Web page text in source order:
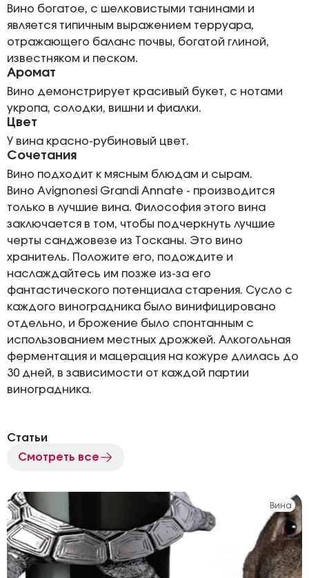
Вино богатое, с шелковистыми танинами и
является типичным выражением терруара,
отражающего баланс почвы, богатой глиной,
известняком и песком.
Аромат
Вино демонстрирует красивый букет, с нотами
укропа, солодки, вишни и фиалки.
Цвет
У вина красно-рубиновый цвет.
Сочетания
Вино подходит к мясным блюдам и сырам.
Вино Avignonesi Grandi Annate - производится
только в лучшие вина. Философия этого вина
заключается в том, чтобы подчеркнуть лучшие
черты санджовезе из Тосканы. Это вино
хранитель. Положите его, подождите и
наслаждайтесь им позже из-за его
фантастического потенциала старения. Сусло с
каждого виноградника было винифицировано
отдельно, и брожение было спонтанным с
использованием местных дрожжей. Алкогольная
ферментация и мацерация на кожуре длилась до
30 дней, в зависимости от каждой партии
виноградника.
Статьи
Смотреть все
Вина